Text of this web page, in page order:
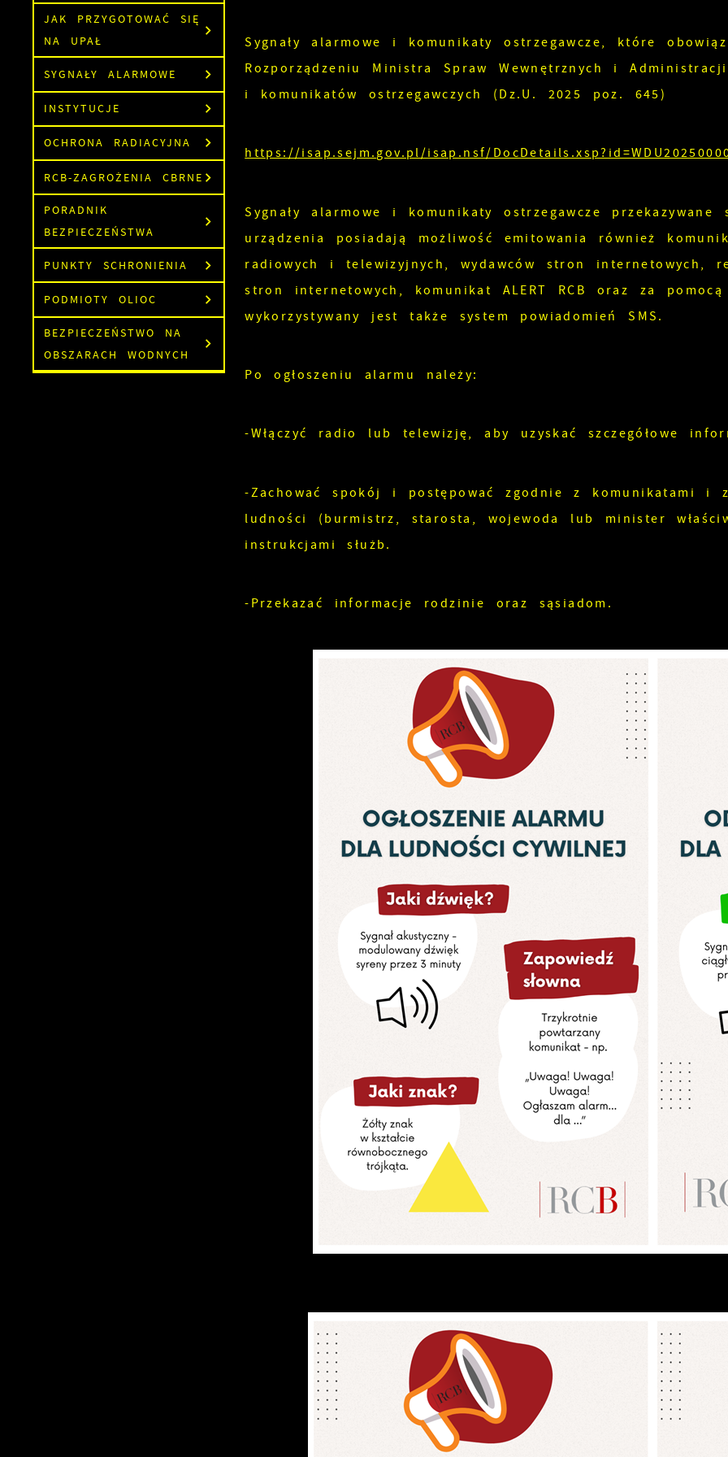
JAK PRZYGOTOWAĆ SIĘ
NA UPAŁ
SYGNAŁY ALARMOWE
INSTYTUCJE
OCHRONA RADIACYJNA
RCB-ZAGROŻENIA CBRNE
PORADNIK
BEZPIECZEŃSTWA
PUNKTY SCHRONIENIA
PODMIOTY OLIOC
BEZPIECZEŃSTWO NA
OBSZARACH WODNYCH
Sygnały alarmowe i komunikaty ostrzegawcze, które
Rozporządzeniu Ministra Spraw Wewnętrznych i
i komunikatów ostrzegawczych (Dz.U. 2025 poz. 645)
https://isap.sejm.gov.pl/isap.nsf/
Sygnały alarmowe i komunikaty ostrzegawcze
urządzenia posiadają możliwość emitowania również
radiowych i telewizyjnych, wydawców stron internetowych,
stron internetowych, komunikat ALERT RCB oraz za
wykorzystywany jest także system powiadomień SMS.
Po ogłoszeniu alarmu należy:
-Włączyć radio lub telewizję, aby uzyskać szczegółowe
-Zachować spokój i postępować zgodnie z komunikatami i
ludności (burmistrz, starosta, wojewoda lub minister
instrukcjami służb.
-Przekazać informacje rodzinie oraz sąsiadom.
Szanujemy Twoją prywatność. Możesz zmienić ustawienia
lub zaakceptować je wszystkie. W dowolnym momencie możesz
dokonać zmiany swoich ustawień.